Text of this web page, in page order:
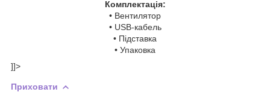
Комплектація:
• Вентилятор
• USB-кабель
• Підставка
• Упаковка
]]>
Приховати